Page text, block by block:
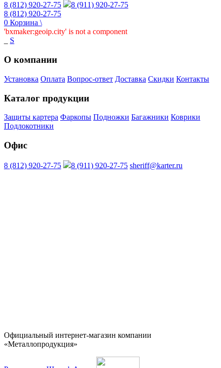
8 (812) 920-27-75
8 (911) 920-27-75
8 (812) 920-27-75
0 Корзина \
'bxmaker:geoip.city' is not a component
S
О компании
Установка Оплата Вопрос-ответ Доставка Скидки Контакты
Каталог продукции
Защиты картера Фаркопы Подножки Багажники Коврики
Подлокотники
Офис
8 (812) 920-27-75 8 (911) 920-27-75 sheriff@karter.ru
Официальный интернет-магазин компании
«Металлопродукция»